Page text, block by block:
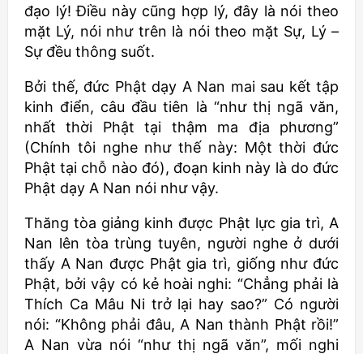
đạo lý! Điều này cũng hợp lý, đây là nói theo
mặt Lý, nói như trên là nói theo mặt Sự, Lý –
Sự đều thông suốt.
Bởi thế, đức Phật dạy A Nan mai sau kết tập
kinh điển, câu đầu tiên là “như thị ngã văn,
nhất thời Phật tại thậm ma địa phương”
(Chính tôi nghe như thế này: Một thời đức
Phật tại chỗ nào đó), đoạn kinh này là do đức
Phật dạy A Nan nói như vậy.
Thăng tòa giảng kinh được Phật lực gia trì, A
Nan lên tòa trùng tuyên, người nghe ở dưới
thấy A Nan được Phật gia trì, giống như đức
Phật, bởi vậy có kẻ hoài nghi: “Chẳng phải là
Thích Ca Mâu Ni trở lại hay sao?” Có người
nói: “Không phải đâu, A Nan thành Phật rồi!”
A Nan vừa nói “như thị ngã văn”, mối nghi